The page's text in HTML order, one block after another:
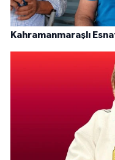
Kahramanmaraşlı